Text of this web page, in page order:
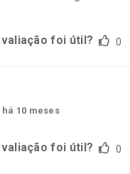
foi útil? 0
há 10 meses
foi útil? 0